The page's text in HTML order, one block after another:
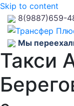
Skip to content
8(9887)659-
Мы
Такси